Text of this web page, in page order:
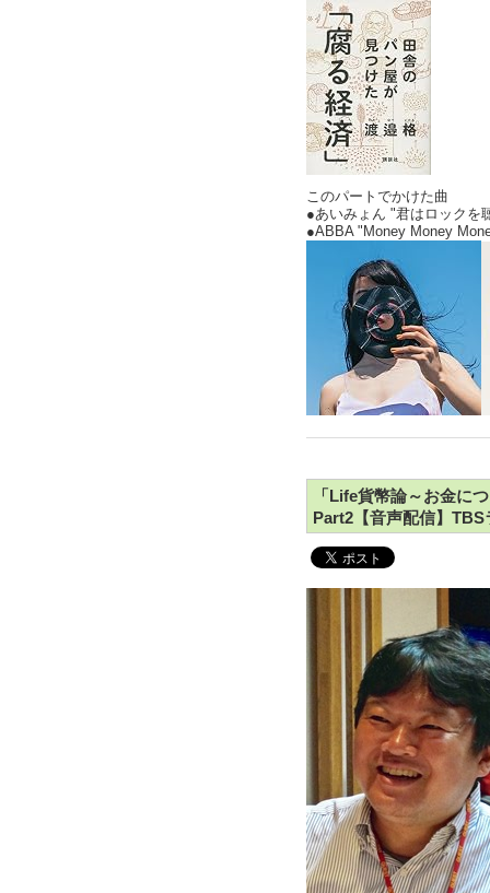
このパートでかけた曲
●あいみょん "君はロックを
●ABBA "Money Money
「Life貨幣論～お金に
Part2【音声配信】